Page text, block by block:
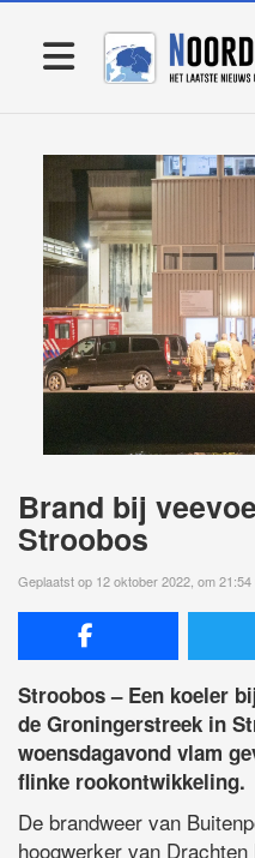
Brand bij
Stroobos
Geplaatst op 12 oktober 2022, om 21:54
Stroobos – Een koeler
de Groningerstreek in
woensdagavond vlam
flinke rookontwikkeling.
De brandweer van
hoogwerker van